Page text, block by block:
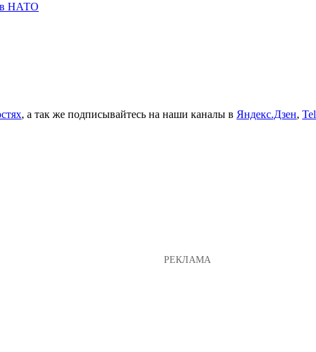
в НАТО
, а так же подписывайтесь на наши каналы в Яндекс.Дзен,